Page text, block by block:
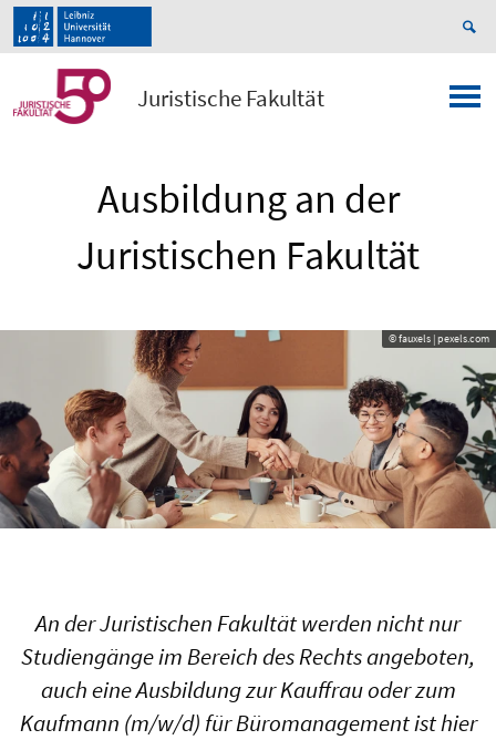
Juristische Fakultät
Ausbildung an der
Juristischen Fakultät
© fauxels | pexels.com
An der Juristischen Fakultät werden nicht nur
Studiengänge im Bereich des Rechts angeboten,
auch eine Ausbildung zur Kauffrau oder zum
Kaufmann (m/w/d) für Büromanagement ist hier